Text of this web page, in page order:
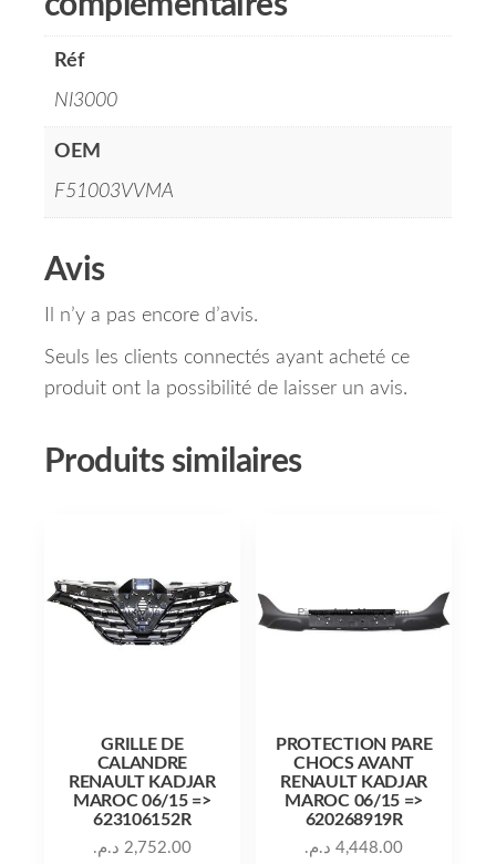
Réf
NI3000
OEM
F51003VVMA
Avis
Il n’y a pas encore d’avis.
Seuls les clients connectés ayant acheté ce
produit ont la possibilité de laisser un avis.
Produits similaires
GRILLE DE
CALANDRE
RENAULT KADJAR
MAROC 06/15 =>
623106152R
2,752.00 د.م.
PROTECTION PARE
CHOCS AVANT
RENAULT KADJAR
MAROC 06/15 =>
620268919R
4,448.00 د.م.